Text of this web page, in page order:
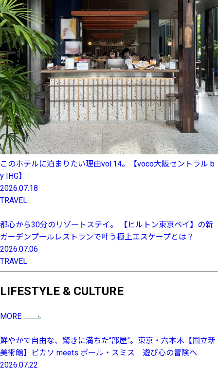
このホテルに泊まりたい理由vol.14。【voco大阪セントラル b
y IHG】
2026.07.18
TRAVEL
都心から30分のリゾートステイ。 【ヒルトン東京ベイ】の新
ガーデンプールレストランで叶う極上エスケープとは？
2026.07.06
TRAVEL
LIFESTYLE & CULTURE
MORE
鮮やかで自由な、驚きに満ちた“部屋”。東京・六本木【国立新
美術館】ピカソ meets ポール・スミス 遊び心の冒険へ
2026.07.22